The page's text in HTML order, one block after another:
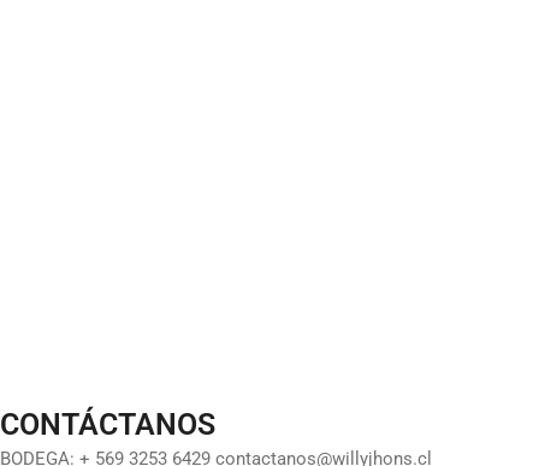
CONTÁCTANOS
BODEGA: + 569 3253 6429 contactanos@willyjhons.cl